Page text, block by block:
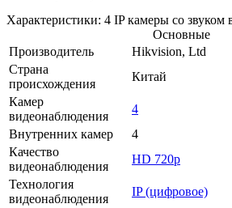
Характеристики: 4 IP камеры со звуком
Основные
Производитель
Hikvision, Ltd
Страна
происхождения
Китай
Камер
видеонаблюдения
4
Внутренних камер
4
Качество
видеонаблюдения
HD 720p
Технология
видеонаблюдения
IP (цифровое)